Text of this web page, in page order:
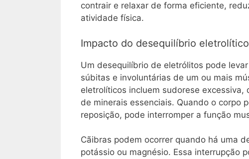
contrair e relaxar de forma eficiente,
atividade física.
Impacto do desequilíbrio
Um desequilíbrio de eletrólitos pode levar
súbitas e involuntárias de um ou mais
eletrolíticos incluem sudorese
de minerais essenciais. Quando o corpo
reposição, pode interromper a função
Cãibras podem ocorrer quando há uma
potássio ou magnésio. Essa interrupção